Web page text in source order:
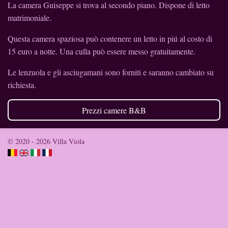
La camera Guiseppe si trova al secondo piano. Dispone di letto
matrimoniale.
Questa camera spaziosa può contenere un letto in piú al costo di
15 euro a notte. Una culla può essere messo gratuitamente.
Le lenzuola e gli asciugamani sono forniti e saranno cambiato su
richiesta.
Prezzi camere B&B
© 2020 - 2026 Villa Viola